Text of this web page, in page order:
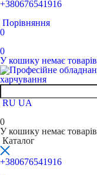
+380676541916
Порівняння
0
0
У кошику немає товарів
RU UA
0
У кошику немає товарів
Каталог
+380676541916